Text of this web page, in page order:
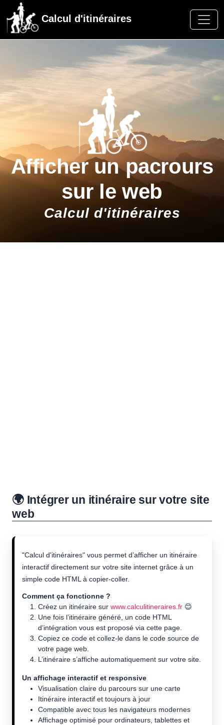
Calcul d'itinéraires
Afficher un pacrours
sur le web
Calcul d'itinéraires
🌍 Intégrer un itinéraire sur votre site
web
"Calcul d'itinéraires" vous permet d’afficher un itinéraire
interactif directement sur votre site internet grâce à un
simple code HTML à copier-coller.
Comment ça fonctionne ?
Créez un itinéraire sur www.calculitineraires.fr 😊
Une fois l’itinéraire généré, un code HTML
d’intégration vous est proposé via cette page.
Copiez ce code et collez-le dans le code source de
votre page web.
L’itinéraire s’affiche automatiquement sur votre site.
Un affichage interactif et responsive
Visualisation claire du parcours sur une carte
Itinéraire interactif et toujours à jour
Compatible avec tous les navigateurs modernes
Affichage optimisé pour ordinateurs, tablettes et